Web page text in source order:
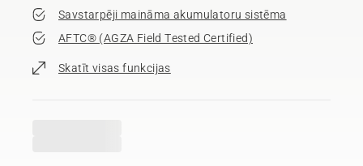
Savstarpēji maināma akumulatoru sistēma
AFTC® (AGZA Field Tested Certified)​
Skatīt visas funkcijas